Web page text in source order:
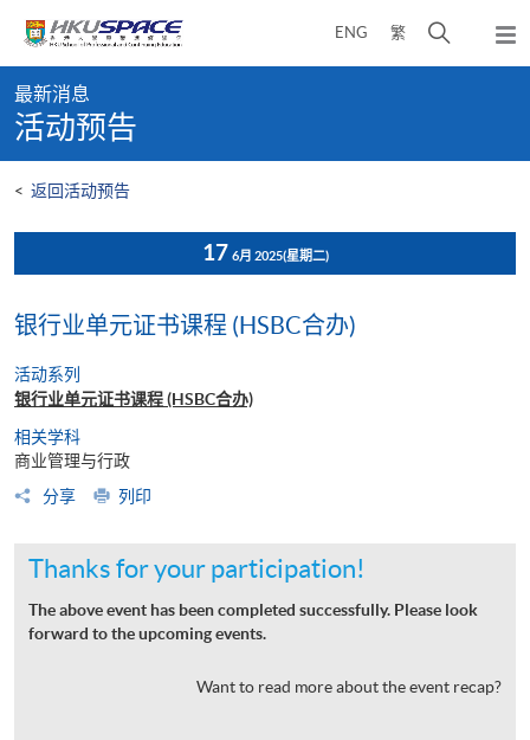
content
ENG 繁
开
弹
出
content
start
最新消息
活动预告
< 返回活动预告
17 6月 2025(星期二)
银行业单元证书课程 (HSBC合办)
活动系列
银行业单元证书课程 (HSBC合办)
相关学科
商业管理与行政
分享
列印
Thanks for your participation!
The above event has been completed successfully. Please look
forward to the upcoming events.
Want to read more about the event recap?